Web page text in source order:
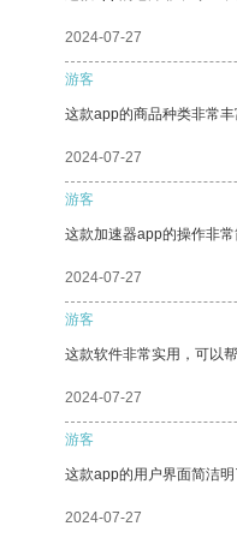
2024-07-27
游客
这款app的商品种类非常丰
2024-07-27
游客
这款加速器app的操作非常
2024-07-27
游客
这款软件非常实用，可以
2024-07-27
游客
这款app的用户界面简洁
2024-07-27